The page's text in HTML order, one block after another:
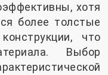
хотя
более толстые
что
Выбор